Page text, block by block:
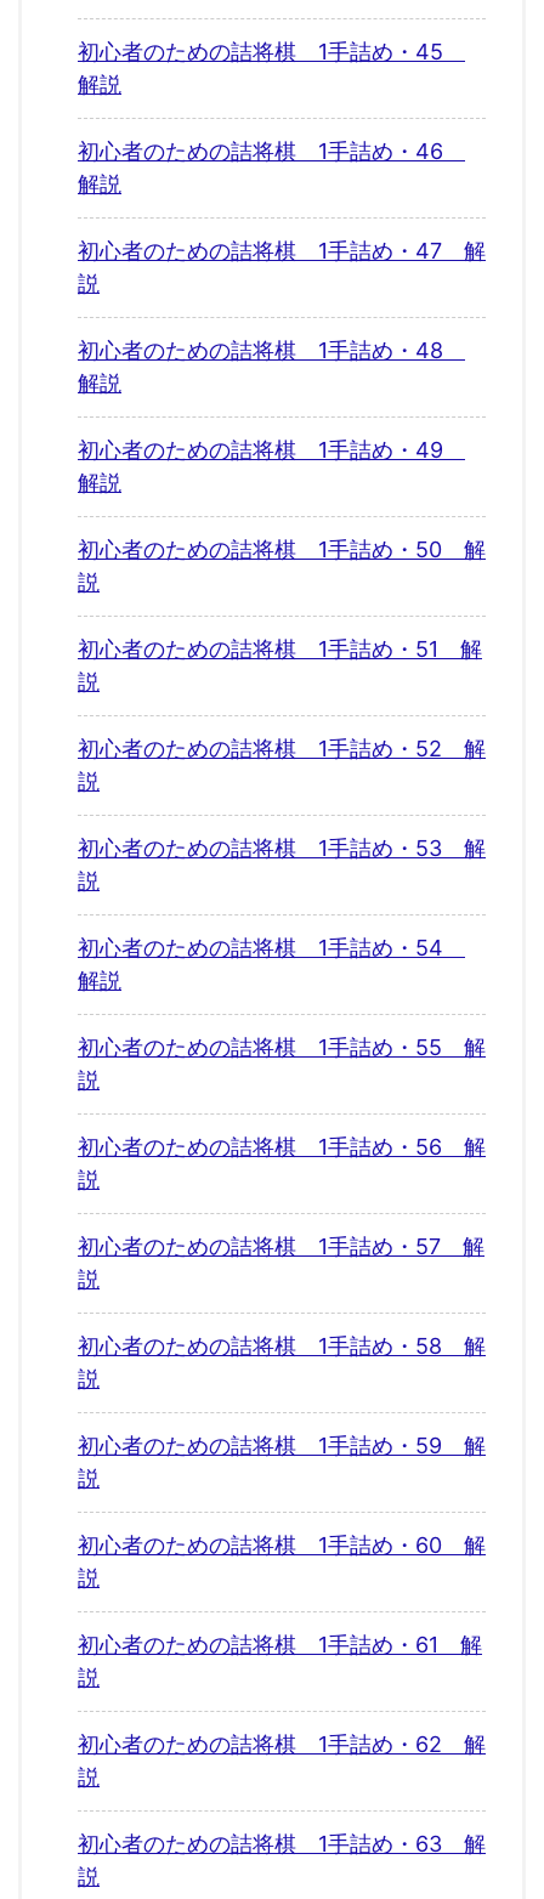
初心者のための詰将棋 1手詰め・45
解説
初心者のための詰将棋 1手詰め・46
解説
初心者のための詰将棋 1手詰め・47 解
説
初心者のための詰将棋 1手詰め・48
解説
初心者のための詰将棋 1手詰め・49
解説
初心者のための詰将棋 1手詰め・50 解
説
初心者のための詰将棋 1手詰め・51 解
説
初心者のための詰将棋 1手詰め・52 解
説
初心者のための詰将棋 1手詰め・53 解
説
初心者のための詰将棋 1手詰め・54
解説
初心者のための詰将棋 1手詰め・55 解
説
初心者のための詰将棋 1手詰め・56 解
説
初心者のための詰将棋 1手詰め・57 解
説
初心者のための詰将棋 1手詰め・58 解
説
初心者のための詰将棋 1手詰め・59 解
説
初心者のための詰将棋 1手詰め・60 解
説
初心者のための詰将棋 1手詰め・61 解
説
初心者のための詰将棋 1手詰め・62 解
説
初心者のための詰将棋 1手詰め・63 解
説